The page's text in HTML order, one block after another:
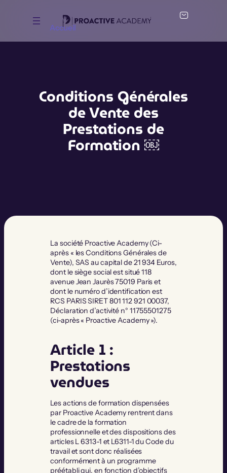
Accueil
Conditions Générales
de Vente des
Prestations de
Formation ￼
La société Proactive Academy (Ci-
après « les Conditions Générales de
Vente), SAS au capital de 21 934 Euros,
dont le siège social est situé 118
avenue Jean Jaurès 75019 Paris et
dont le numéro d’identification est
RCS PARIS SIRET 801 112 921 00037,
Déclaration d’activité n° 11755501275
(ci-après « Proactive Academy »).
Article 1 :
Prestations
vendues
Les actions de formation dispensées
par Proactive Academy rentrent dans
le cadre de la formation
professionnelle et des dispositions des
articles L 6313-1 et L6311-1 du Code du
travail et sont donc réalisées
conformément à un programme
préétabli qui, en fonction d’objectifs